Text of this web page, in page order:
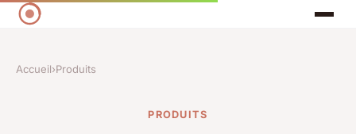
Accueil›Produits
PRODUITS